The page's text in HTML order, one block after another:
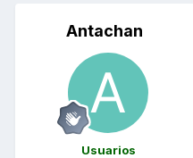
Antachan
Usuarios